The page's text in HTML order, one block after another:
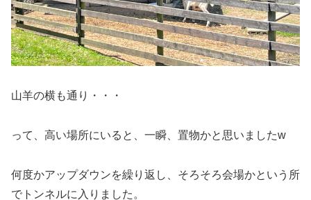
山羊の横も通り・・・
って、高い場所にいると、一瞬、置物かと思いましたw
何度かアップダウンを繰り返し、そろそろ会場かという所
でトンネルに入りました。